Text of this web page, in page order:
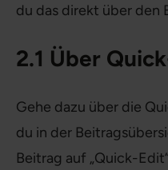
du das direkt über den
2.1 Über
Gehe dazu über die
du in der
Beitrag auf „Quick-